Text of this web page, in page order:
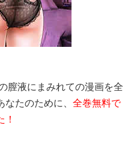
膣液にまみれての漫画を全
たのために、 全巻無料で